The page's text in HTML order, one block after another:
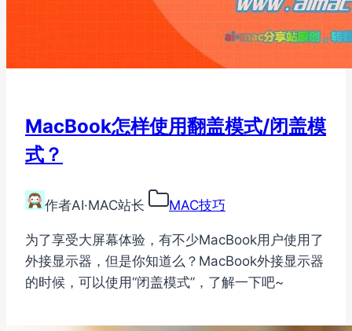
MacBook怎样使用翻盖模式/闭盖模
式？
作者AI·MAC站长 MAC技巧
为了享受大屏幕体验，有不少MacBook用户使用了
外接显示器，但是你知道么？MacBook外接显示器
的时候，可以使用“闭盖模式”，了解一下吧~